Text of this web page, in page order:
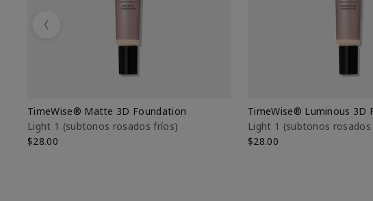
TimeWise® Matte 3D Foundation
Light 1​ (subtonos rosados fríos)
$28.00
TimeWise® Luminous 3D
Light 1​ (subtonos
$28.00
Previous